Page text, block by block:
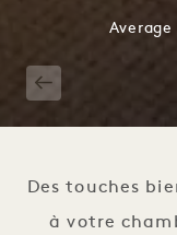
Des touches
à votre